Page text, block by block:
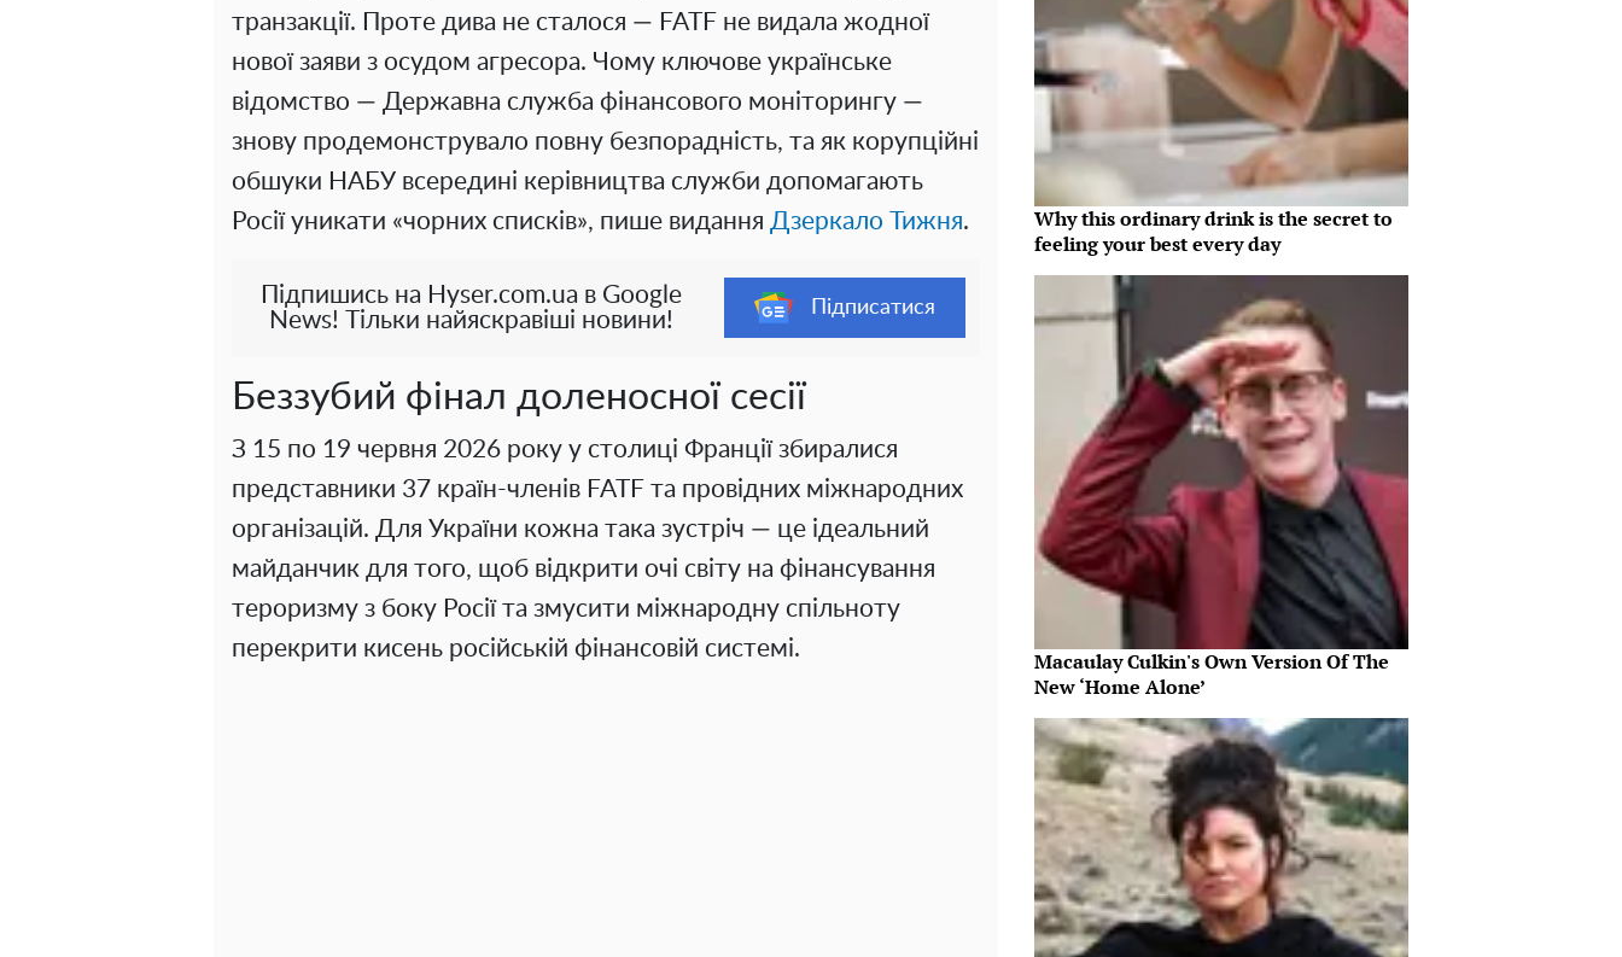
транзакції. Проте дива не сталося — FATF не видала жодної
нової заяви з осудом агресора. Чому ключове українське
відомство — Державна служба фінансового моніторингу —
знову продемонструвало повну безпорадність, та як корупційні
обшуки НАБУ всередині керівництва служби допомагають
Росії уникати «чорних списків», пише видання Дзеркало Тижня.
Підпишись на Hyser.com.ua в Google
News! Тільки найяскравіші новини!
Підписатися
Беззубий фінал доленосної сесії
З 15 по 19 червня 2026 року у столиці Франції збиралися
представники 37 країн-членів FATF та провідних міжнародних
організацій. Для України кожна така зустріч — це ідеальний
майданчик для того, щоб відкрити очі світу на фінансування
тероризму з боку Росії та змусити міжнародну спільноту
перекрити кисень російській фінансовій системі.
Why this ordinary drink is the secret to
feeling your best every day
Macaulay Culkin's Own Version Of The
New ‘Home Alone’